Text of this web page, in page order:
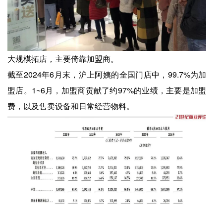
大规模拓店，主要倚靠加盟商。
截至2024年6月末，沪上阿姨的全国门店中，99.7%为加
盟店。1~6月，加盟商贡献了约97%的业绩，主要是加盟
费，以及售卖设备和日常经营物料。